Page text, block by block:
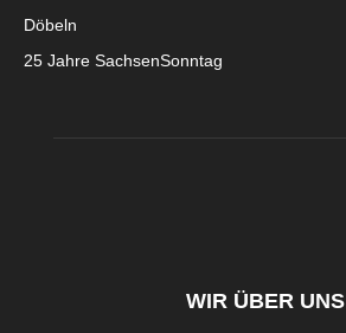
Döbeln
25 Jahre SachsenSonntag
WIR ÜBER UNS